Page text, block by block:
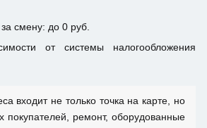
смену: до 0 руб.
от системы налогообложения
входит не только точка на карте, но
покупателей, ремонт, оборудованные